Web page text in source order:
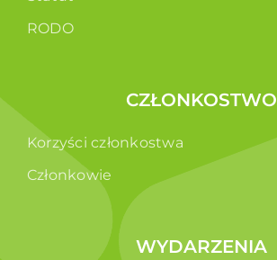
RODO
CZŁONKOSTWO
Korzyści członkostwa
Członkowie
WYDARZENIA